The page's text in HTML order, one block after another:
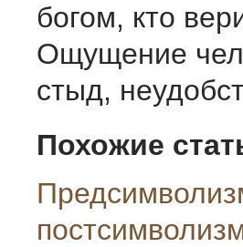
богом, кто
Ощущение
стыд,
Похожие